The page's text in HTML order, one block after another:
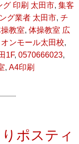
グ 印刷 太田市, 集客
グ業者 太田市, チ
教室, 体操教室 広
ンモール太田校,
1F, 0570666023,
, A4印刷
ポスティ